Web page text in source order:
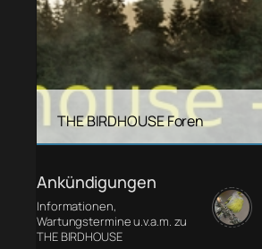
THE BIRDHOUSE Foren
Ankündigungen
Informationen,
Wartungstermine u.v.a.m. zu
THE BIRDHOUSE